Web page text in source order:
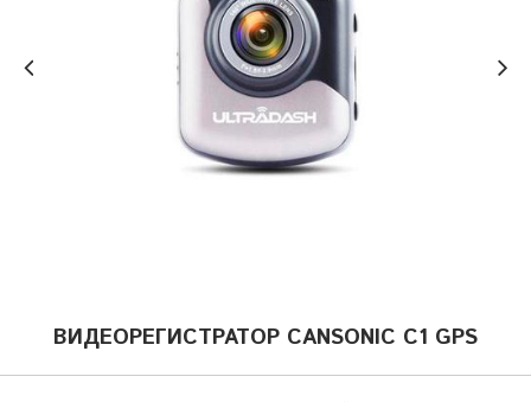
ВИДЕОРЕГИСТРАТОР CANSONIC C1 GPS